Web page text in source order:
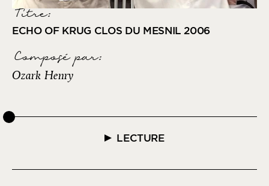
Titre:
ECHO OF KRUG CLOS DU MESNIL 2006
Composé par:
Ozark Henry
LECTURE